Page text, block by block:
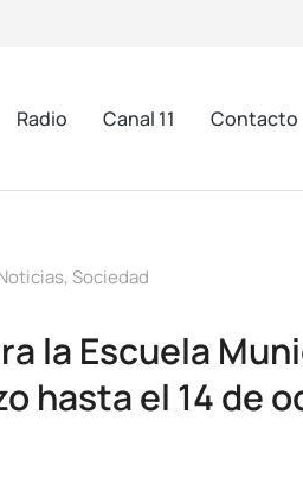
Radio Canal 11 Contacto
, Sociedad
la Escuela
hasta el 14 de